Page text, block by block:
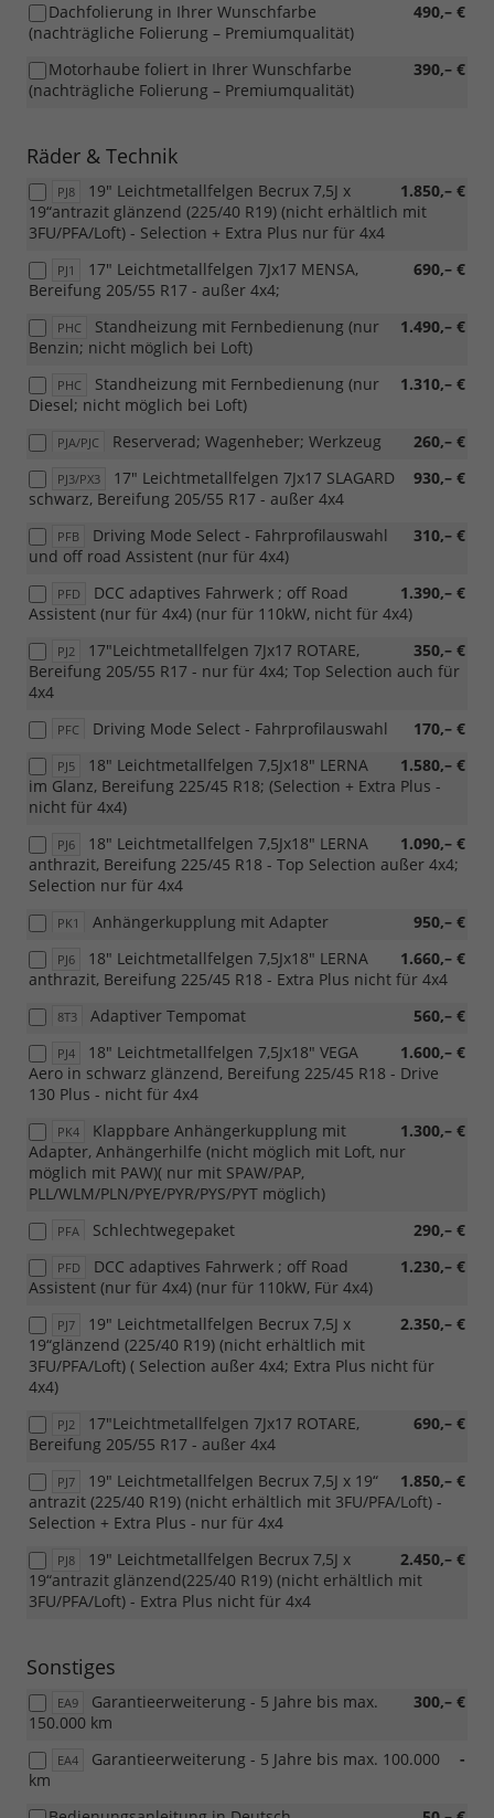
490,– €
Dachfolierung in Ihrer Wunschfarbe
(nachträgliche Folierung – Premiumqualität)
390,– €
Motorhaube foliert in Ihrer Wunschfarbe
(nachträgliche Folierung – Premiumqualität)
Räder & Technik
PJ8 1.850,– €
19" Leichtmetallfelgen Becrux 7,5J x
19“antrazit glänzend (225/40 R19) (nicht erhältlich mit
3FU/PFA/Loft) - Selection + Extra Plus nur für 4x4
PJ1 690,– €
17" Leichtmetallfelgen 7Jx17 MENSA,
Bereifung 205/55 R17 - außer 4x4;
PHC 1.490,– €
Standheizung mit Fernbedienung (nur
Benzin; nicht möglich bei Loft)
PHC 1.310,– €
Standheizung mit Fernbedienung (nur
Diesel; nicht möglich bei Loft)
PJA/PJC 260,– €
Reserverad; Wagenheber; Werkzeug
PJ3/PX3 930,– €
17" Leichtmetallfelgen 7Jx17 SLAGARD
schwarz, Bereifung 205/55 R17 - außer 4x4
PFB 310,– €
Driving Mode Select - Fahrprofilauswahl
und off road Assistent (nur für 4x4)
PFD 1.390,– €
DCC adaptives Fahrwerk ; off Road
Assistent (nur für 4x4) (nur für 110kW, nicht für 4x4)
PJ2 350,– €
17"Leichtmetallfelgen 7Jx17 ROTARE,
Bereifung 205/55 R17 - nur für 4x4; Top Selection auch für
4x4
PFC 170,– €
Driving Mode Select - Fahrprofilauswahl
PJ5 1.580,– €
18" Leichtmetallfelgen 7,5Jx18" LERNA
im Glanz, Bereifung 225/45 R18; (Selection + Extra Plus -
nicht für 4x4)
PJ6 1.090,– €
18" Leichtmetallfelgen 7,5Jx18" LERNA
anthrazit, Bereifung 225/45 R18 - Top Selection außer 4x4;
Selection nur für 4x4
PK1 950,– €
Anhängerkupplung mit Adapter
PJ6 1.660,– €
18" Leichtmetallfelgen 7,5Jx18" LERNA
anthrazit, Bereifung 225/45 R18 - Extra Plus nicht für 4x4
8T3 560,– €
Adaptiver Tempomat
PJ4 1.600,– €
18" Leichtmetallfelgen 7,5Jx18" VEGA
Aero in schwarz glänzend, Bereifung 225/45 R18 - Drive
130 Plus - nicht für 4x4
PK4 1.300,– €
Klappbare Anhängerkupplung mit
Adapter, Anhängerhilfe (nicht möglich mit Loft, nur
möglich mit PAW)( nur mit SPAW/PAP,
PLL/WLM/PLN/PYE/PYR/PYS/PYT möglich)
PFA 290,– €
Schlechtwegepaket
PFD 1.230,– €
DCC adaptives Fahrwerk ; off Road
Assistent (nur für 4x4) (nur für 110kW, Für 4x4)
PJ7 2.350,– €
19" Leichtmetallfelgen Becrux 7,5J x
19“glänzend (225/40 R19) (nicht erhältlich mit
3FU/PFA/Loft) ( Selection außer 4x4; Extra Plus nicht für
4x4)
PJ2 690,– €
17"Leichtmetallfelgen 7Jx17 ROTARE,
Bereifung 205/55 R17 - außer 4x4
PJ7 1.850,– €
19" Leichtmetallfelgen Becrux 7,5J x 19“
antrazit (225/40 R19) (nicht erhältlich mit 3FU/PFA/Loft) -
Selection + Extra Plus - nur für 4x4
PJ8 2.450,– €
19" Leichtmetallfelgen Becrux 7,5J x
19“antrazit glänzend(225/40 R19) (nicht erhältlich mit
3FU/PFA/Loft) - Extra Plus nicht für 4x4
Sonstiges
EA9 300,– €
Garantieerweiterung - 5 Jahre bis max.
150.000 km
EA4 -
Garantieerweiterung - 5 Jahre bis max. 100.000
km